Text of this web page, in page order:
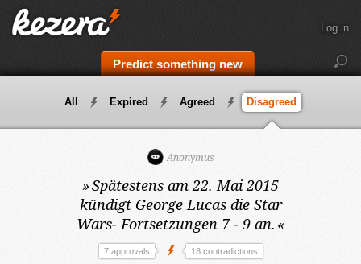
Predict something new
Log in
All Expired Agreed Disagreed
Anonymus
»Spätestens am 22. Mai 2015
kündigt George Lucas die Star
Wars- Fortsetzungen 7 - 9 an. «
7 approvals 18 contradictions